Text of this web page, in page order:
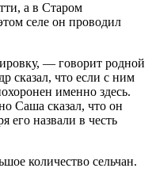
а в Старом
селе он проводил
— говорит родной
сказал, что если с ним
именно здесь.
Саша сказал, что он
его назвали в честь
количество сельчан.